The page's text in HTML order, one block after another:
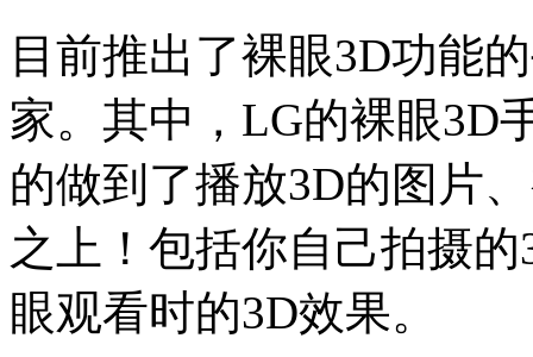
目前推出了裸眼3D功能
家。其中，LG的裸眼3D
的做到了播放3D的图片
之上！包括你自己拍摄
眼观看时的3D效果。